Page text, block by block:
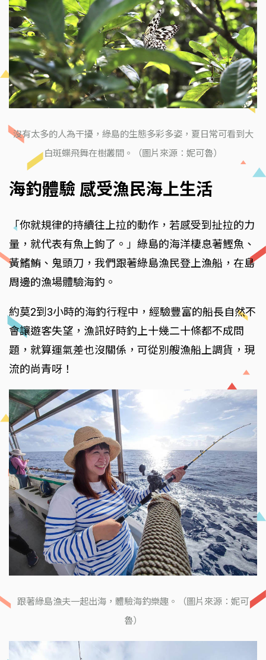
沒有太多的人為干擾，綠島的生態多彩多姿，夏日常可看到大
白斑蝶飛舞在樹叢間。（圖片來源：妮可魯）
海釣體驗 感受漁民海上生活
「你就規律的持續往上拉的動作，若感受到扯拉的力
量，就代表有魚上鉤了。」綠島的海洋棲息著鰹魚、
黃鰭鮪、鬼頭刀，我們跟著綠島漁民登上漁船，在島
周邊的漁場體驗海釣。
約莫2到3小時的海釣行程中，經驗豐富的船長自然不
會讓遊客失望，漁訊好時釣上十幾二十條都不成問
題，就算運氣差也沒關係，可從別艘漁船上調貨，現
流的尚青呀！
跟著綠島漁夫一起出海，體驗海釣樂趣。（圖片來源：妮可
魯）